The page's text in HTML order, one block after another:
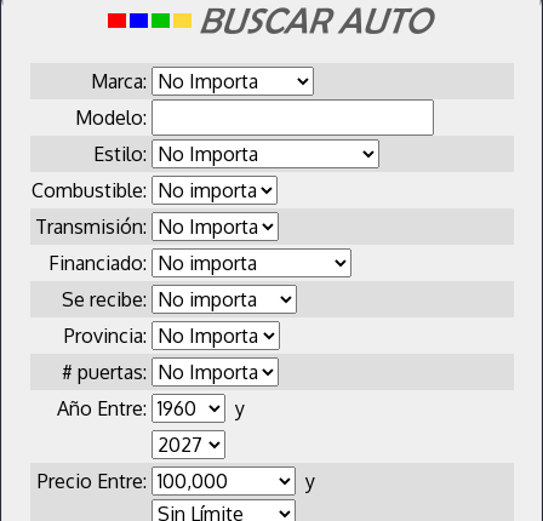
Marca:
Modelo:
Estilo:
Combustible:
Transmisión:
Financiado:
Se recibe:
Provincia:
# puertas:
Año Entre:
y
Precio Entre: y